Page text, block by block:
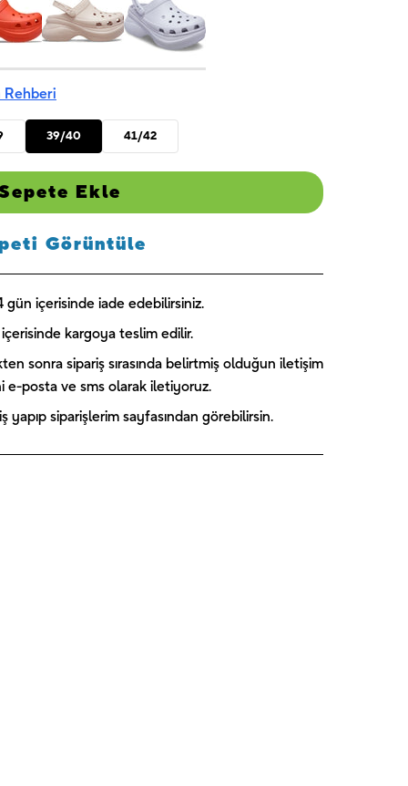
Captain
America 1 -
UNIQUE
₺189,00
Paw Patrol
Skye 1 -
UNIQUE
₺244,00
Blooming
₺224,00
Rehberi
39/40 41/42
Ekle
Görüntüle
gün içerisinde iade edebilirsiniz.
kargoya teslim edilir.
sonra sipariş sırasında belirtmiş olduğun iletişim
e-posta ve sms olarak iletiyoruz.
yapıp siparişlerim sayfasından görebilirsin.